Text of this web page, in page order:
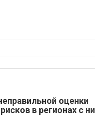
оценки
в регионах с